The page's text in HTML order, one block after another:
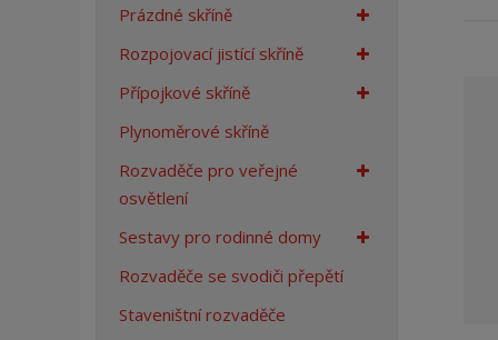
t
a
n
Prázdné skříně
Rozpojovací jistící skříně
Přípojkové skříně
Plynoměrové skříně
Rozvaděče pro veřejné
osvětlení
Sestavy pro rodinné domy
Rozvaděče se svodiči přepětí
Staveništní rozvaděče